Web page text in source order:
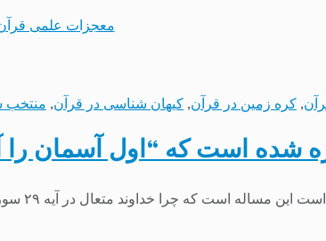
معجزات علمی
, کره زمین در قرآن, کیهان شناسی در قرآن, منتخب
شده است که “اول آسمان را
متعال در آیه ۲۹ سوره بقره فرموده‌اند که اول زمین را آفریدیم بعد آسمان...